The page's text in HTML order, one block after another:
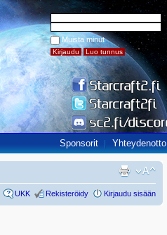
Muista minut
Sponsorit Yhteydenotto
UKK Rekisteröidy Kirjaudu sisään